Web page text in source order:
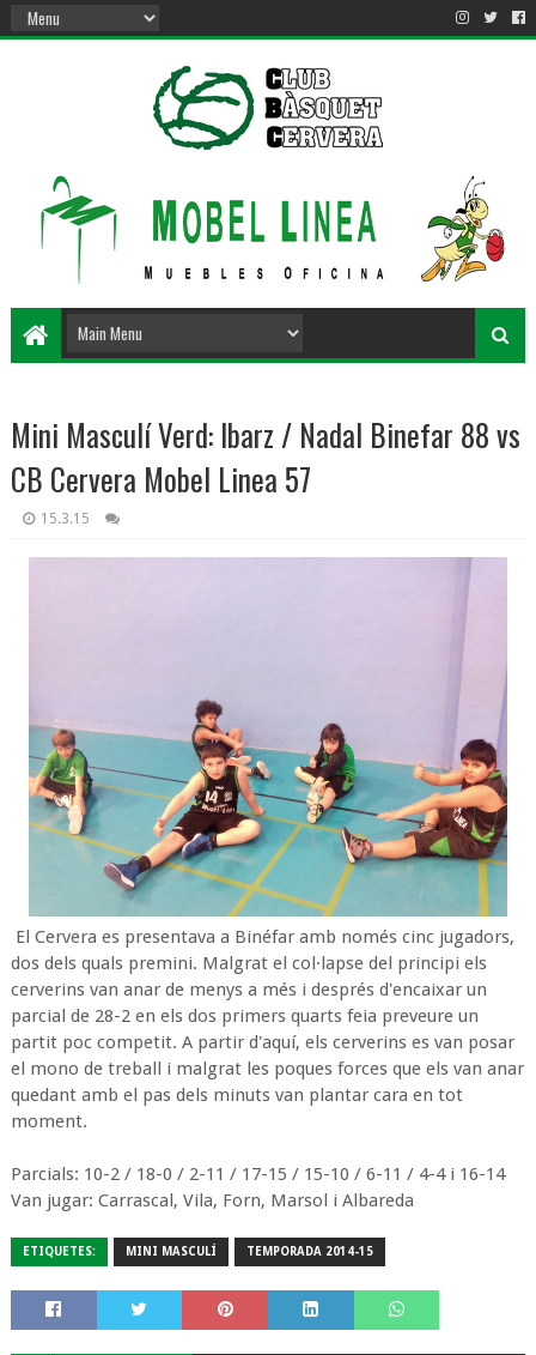
Mini Masculí Verd: Ibarz / Nadal Binefar 88 vs
CB Cervera Mobel Linea 57
15.3.15
El Cervera es presentava a Binéfar amb només cinc jugadors,
dos dels quals premini. Malgrat el col·lapse del principi els
cerverins van anar de menys a més i després d'encaixar un
parcial de 28-2 en els dos primers quarts feia preveure un
partit poc competit. A partir d'aquí, els cerverins es van posar
el mono de treball i malgrat les poques forces que els van anar
quedant amb el pas dels minuts van plantar cara en tot
moment.
Parcials: 10-2 / 18-0 / 2-11 / 17-15 / 15-10 / 6-11 / 4-4 i 16-14
Van jugar: Carrascal, Vila, Forn, Marsol i Albareda
ETIQUETES: MINI MASCULÍ TEMPORADA 2014-15